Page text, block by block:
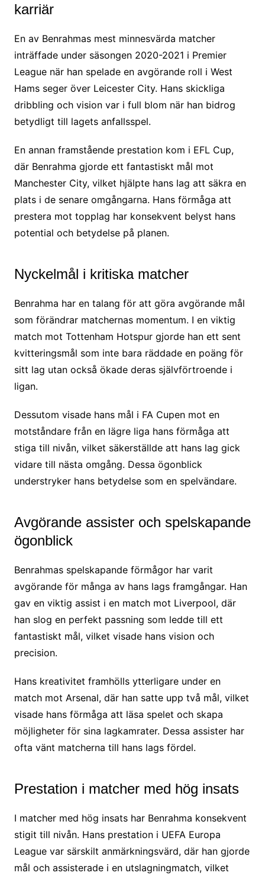
karriär
En av Benrahmas mest minnesvärda matcher
inträffade under säsongen 2020-2021 i Premier
League när han spelade en avgörande roll i West
Hams seger över Leicester City. Hans skickliga
dribbling och vision var i full blom när han bidrog
betydligt till lagets anfallsspel.
En annan framstående prestation kom i EFL Cup,
där Benrahma gjorde ett fantastiskt mål mot
Manchester City, vilket hjälpte hans lag att säkra en
plats i de senare omgångarna. Hans förmåga att
prestera mot topplag har konsekvent belyst hans
potential och betydelse på planen.
Nyckelmål i kritiska matcher
Benrahma har en talang för att göra avgörande mål
som förändrar matchernas momentum. I en viktig
match mot Tottenham Hotspur gjorde han ett sent
kvitteringsmål som inte bara räddade en poäng för
sitt lag utan också ökade deras självförtroende i
ligan.
Dessutom visade hans mål i FA Cupen mot en
motståndare från en lägre liga hans förmåga att
stiga till nivån, vilket säkerställde att hans lag gick
vidare till nästa omgång. Dessa ögonblick
understryker hans betydelse som en spelvändare.
Avgörande assister och spelskapande
ögonblick
Benrahmas spelskapande förmågor har varit
avgörande för många av hans lags framgångar. Han
gav en viktig assist i en match mot Liverpool, där
han slog en perfekt passning som ledde till ett
fantastiskt mål, vilket visade hans vision och
precision.
Hans kreativitet framhölls ytterligare under en
match mot Arsenal, där han satte upp två mål, vilket
visade hans förmåga att läsa spelet och skapa
möjligheter för sina lagkamrater. Dessa assister har
ofta vänt matcherna till hans lags fördel.
Prestation i matcher med hög insats
I matcher med hög insats har Benrahma konsekvent
stigit till nivån. Hans prestation i UEFA Europa
League var särskilt anmärkningsvärd, där han gjorde
mål och assisterade i en utslagningmatch, vilket